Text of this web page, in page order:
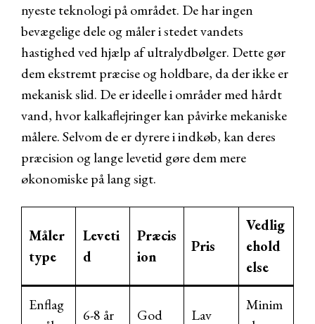
nyeste teknologi på området. De har ingen
bevægelige dele og måler i stedet vandets
hastighed ved hjælp af ultralydbølger. Dette gør
dem ekstremt præcise og holdbare, da der ikke er
mekanisk slid. De er ideelle i områder med hårdt
vand, hvor kalkaflejringer kan påvirke mekaniske
målere. Selvom de er dyrere i indkøb, kan deres
præcision og lange levetid gøre dem mere
økonomiske på lang sigt.
Måler
type
Leveti
d
Præcis
ion
Pris
Vedlig
ehold
else
Enflag
6-8 år God Lav
Minim